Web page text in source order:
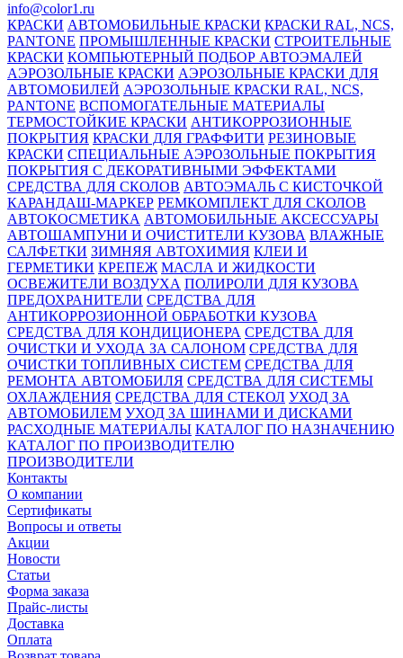
info@color1.ru
КРАСКИ АВТОМОБИЛЬНЫЕ КРАСКИ КРАСКИ RAL, NCS,
PANTONE ПРОМЫШЛЕННЫЕ КРАСКИ СТРОИТЕЛЬНЫЕ
КРАСКИ КОМПЬЮТЕРНЫЙ ПОДБОР АВТОЭМАЛЕЙ
АЭРОЗОЛЬНЫЕ КРАСКИ АЭРОЗОЛЬНЫЕ КРАСКИ ДЛЯ
АВТОМОБИЛЕЙ АЭРОЗОЛЬНЫЕ КРАСКИ RAL, NCS,
PANTONE ВСПОМОГАТЕЛЬНЫЕ МАТЕРИАЛЫ
ТЕРМОСТОЙКИЕ КРАСКИ АНТИКОРРОЗИОННЫЕ
ПОКРЫТИЯ КРАСКИ ДЛЯ ГРАФФИТИ РЕЗИНОВЫЕ
КРАСКИ СПЕЦИАЛЬНЫЕ АЭРОЗОЛЬНЫЕ ПОКРЫТИЯ
ПОКРЫТИЯ С ДЕКОРАТИВНЫМИ ЭФФЕКТАМИ
СРЕДСТВА ДЛЯ СКОЛОВ АВТОЭМАЛЬ С КИСТОЧКОЙ
КАРАНДАШ-МАРКЕР РЕМКОМПЛЕКТ ДЛЯ СКОЛОВ
АВТОКОСМЕТИКА АВТОМОБИЛЬНЫЕ АКСЕССУАРЫ
АВТОШАМПУНИ И ОЧИСТИТЕЛИ КУЗОВА ВЛАЖНЫЕ
САЛФЕТКИ ЗИМНЯЯ АВТОХИМИЯ КЛЕИ И
ГЕРМЕТИКИ КРЕПЕЖ МАСЛА И ЖИДКОСТИ
ОСВЕЖИТЕЛИ ВОЗДУХА ПОЛИРОЛИ ДЛЯ КУЗОВА
ПРЕДОХРАНИТЕЛИ СРЕДСТВА ДЛЯ
АНТИКОРРОЗИОННОЙ ОБРАБОТКИ КУЗОВА
СРЕДСТВА ДЛЯ КОНДИЦИОНЕРА СРЕДСТВА ДЛЯ
ОЧИСТКИ И УХОДА ЗА САЛОНОМ СРЕДСТВА ДЛЯ
ОЧИСТКИ ТОПЛИВНЫХ СИСТЕМ СРЕДСТВА ДЛЯ
РЕМОНТА АВТОМОБИЛЯ СРЕДСТВА ДЛЯ СИСТЕМЫ
ОХЛАЖДЕНИЯ СРЕДСТВА ДЛЯ СТЕКОЛ УХОД ЗА
АВТОМОБИЛЕМ УХОД ЗА ШИНАМИ И ДИСКАМИ
РАСХОДНЫЕ МАТЕРИАЛЫ КАТАЛОГ ПО НАЗНАЧЕНИЮ
КАТАЛОГ ПО ПРОИЗВОДИТЕЛЮ
ПРОИЗВОДИТЕЛИ
Контакты
О компании
Сертификаты
Вопросы и ответы
Акции
Новости
Статьи
Форма заказа
Прайс-листы
Доставка
Оплата